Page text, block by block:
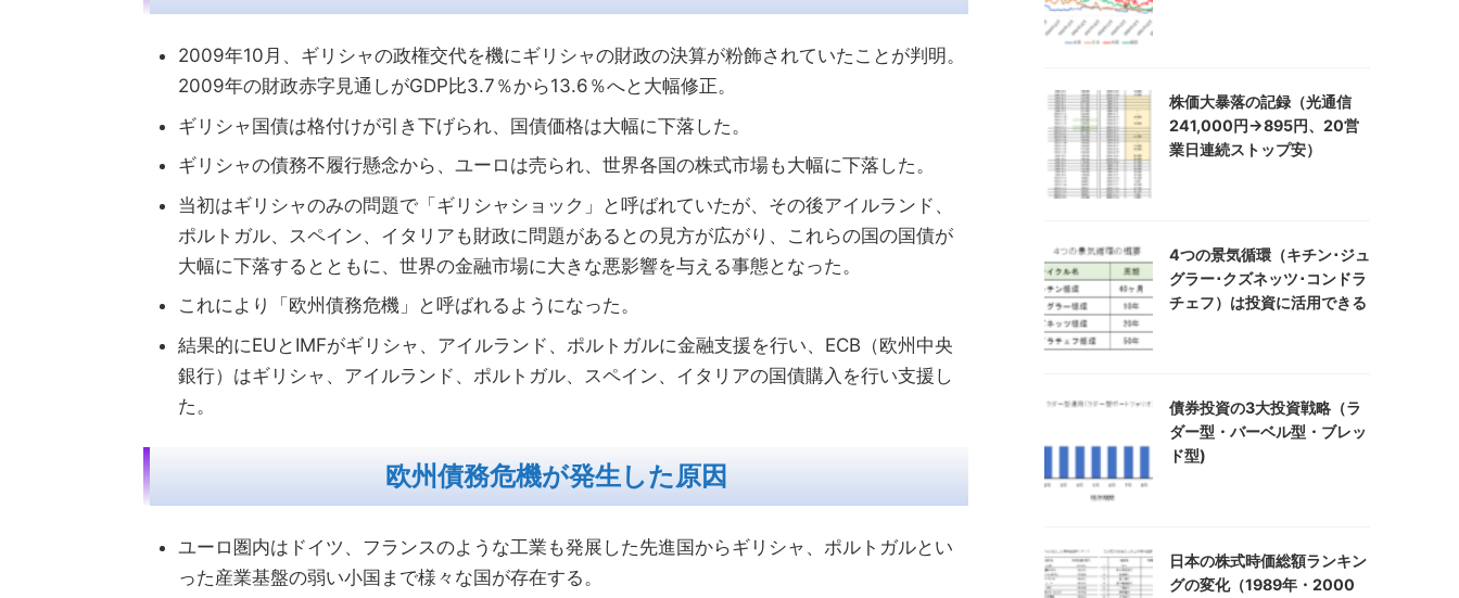
2009年10月、ギリシャの政権交代を機にギリシャの財政の決算が粉飾されていたことが判明。
2009年の財政赤字見通しがGDP比3.7％から13.6％へと大幅修正。
ギリシャ国債は格付けが引き下げられ、国債価格は大幅に下落した。
ギリシャの債務不履行懸念から、ユーロは売られ、世界各国の株式市場も大幅に下落した。
当初はギリシャのみの問題で「ギリシャショック」と呼ばれていたが、その後アイルランド、
ポルトガル、スペイン、イタリアも財政に問題があるとの見方が広がり、これらの国の国債が
大幅に下落するとともに、世界の金融市場に大きな悪影響を与える事態となった。
これにより「欧州債務危機」と呼ばれるようになった。
結果的にEUとIMFがギリシャ、アイルランド、ポルトガルに金融支援を行い、ECB（欧州中央
銀行）はギリシャ、アイルランド、ポルトガル、スペイン、イタリアの国債購入を行い支援し
た。
欧州債務危機が発生した原因
ユーロ圏内はドイツ、フランスのような工業も発展した先進国からギリシャ、ポルトガルとい
った産業基盤の弱い小国まで様々な国が存在する。
株価大暴落の記録（光通信
241,000円→895円、20営
業日連続ストップ安）
4つの景気循環（キチン･ジュ
グラー･クズネッツ･コンドラ
チェフ）は投資に活用できる
債券投資の3大投資戦略（ラ
ダー型・バーベル型・ブレッ
ド型)
日本の株式時価総額ランキン
グの変化（1989年・2000